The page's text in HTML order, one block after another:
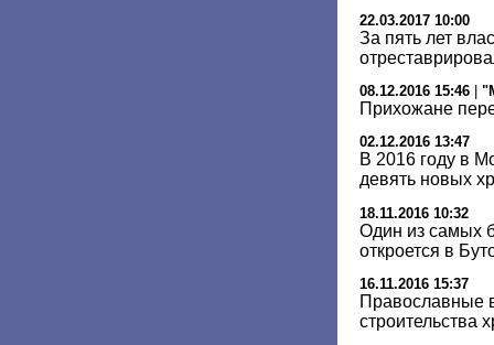
22.03.2017 10:00
За пять лет
08.12.2016 15:46
Прихожане
02.12.2016 13:47
В 2016 году в
девять новых
18.11.2016 10:32
Один из самых
откроется в
16.11.2016 15:37
Православные
строительства